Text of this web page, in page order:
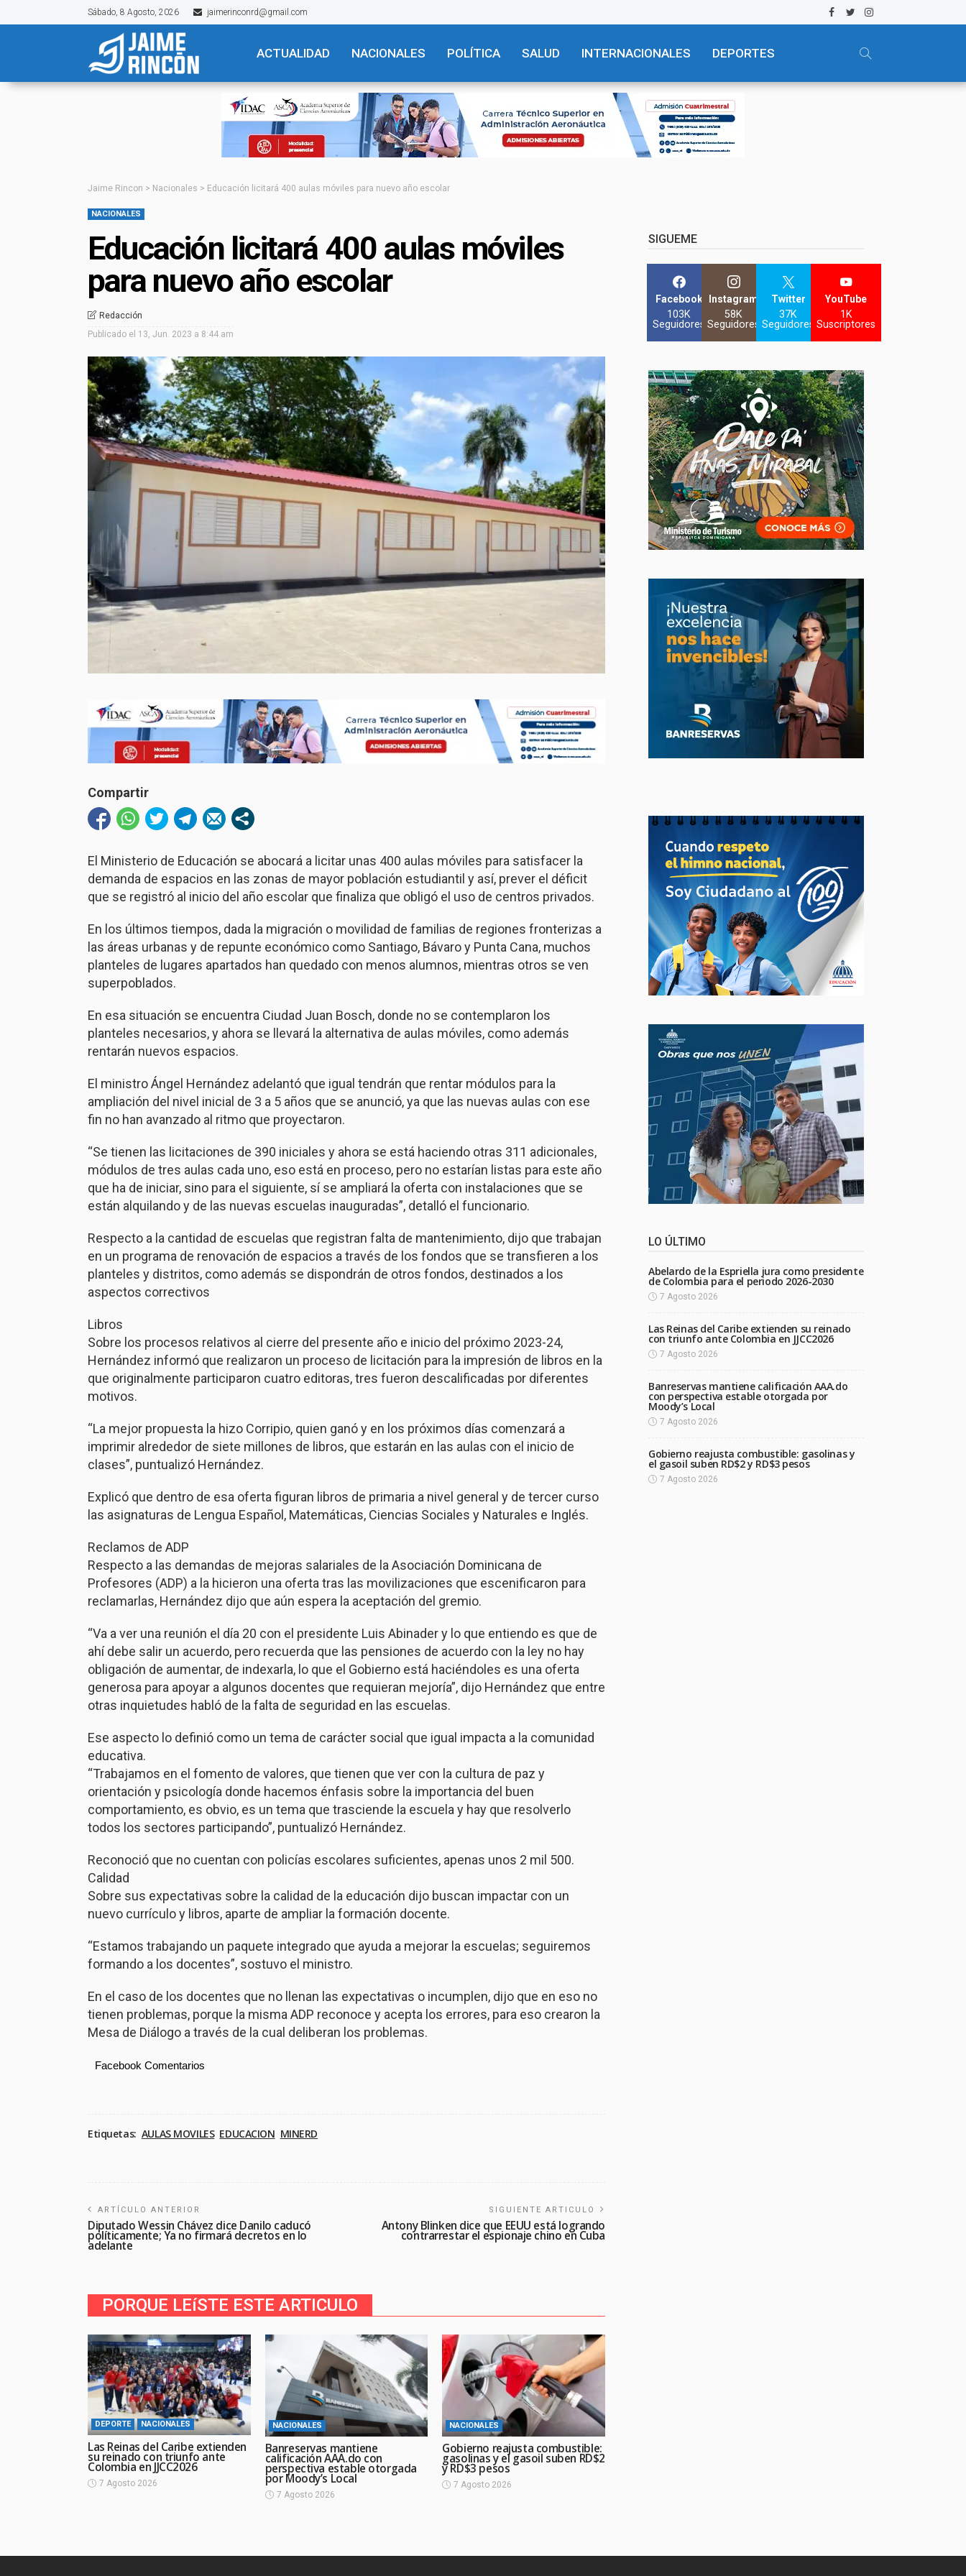
Sábado, 8 Agosto, 2026 jaimerinconrd@gmail.com
ACTUALIDAD NACIONALES POLÍTICA SALUD INTERNACIONALES DEPORTES
Jaime Rincon > Nacionales > Educación licitará 400 aulas móviles para nuevo año escolar
NACIONALES
Educación licitará 400 aulas móviles
para nuevo año escolar
Redacción
Publicado el 13, Jun. 2023 a 8:44 am
Compartir
El Ministerio de Educación se abocará a licitar unas 400 aulas móviles para satisfacer la
demanda de espacios en las zonas de mayor población estudiantil y así, prever el déficit
que se registró al inicio del año escolar que finaliza que obligó el uso de centros privados.
En los últimos tiempos, dada la migración o movilidad de familias de regiones fronterizas a
las áreas urbanas y de repunte económico como Santiago, Bávaro y Punta Cana, muchos
planteles de lugares apartados han quedado con menos alumnos, mientras otros se ven
superpoblados.
En esa situación se encuentra Ciudad Juan Bosch, donde no se contemplaron los
planteles necesarios, y ahora se llevará la alternativa de aulas móviles, como además
rentarán nuevos espacios.
El ministro Ángel Hernández adelantó que igual tendrán que rentar módulos para la
ampliación del nivel inicial de 3 a 5 años que se anunció, ya que las nuevas aulas con ese
fin no han avanzado al ritmo que proyectaron.
“Se tienen las licitaciones de 390 iniciales y ahora se está haciendo otras 311 adicionales,
módulos de tres aulas cada uno, eso está en proceso, pero no estarían listas para este año
que ha de iniciar, sino para el siguiente, sí se ampliará la oferta con instalaciones que se
están alquilando y de las nuevas escuelas inauguradas”, detalló el funcionario.
Respecto a la cantidad de escuelas que registran falta de mantenimiento, dijo que trabajan
en un programa de renovación de espacios a través de los fondos que se transfieren a los
planteles y distritos, como además se dispondrán de otros fondos, destinados a los
aspectos correctivos
Libros
Sobre los procesos relativos al cierre del presente año e inicio del próximo 2023-24,
Hernández informó que realizaron un proceso de licitación para la impresión de libros en la
que originalmente participaron cuatro editoras, tres fueron descalificadas por diferentes
motivos.
“La mejor propuesta la hizo Corripio, quien ganó y en los próximos días comenzará a
imprimir alrededor de siete millones de libros, que estarán en las aulas con el inicio de
clases”, puntualizó Hernández.
Explicó que dentro de esa oferta figuran libros de primaria a nivel general y de tercer curso
las asignaturas de Lengua Español, Matemáticas, Ciencias Sociales y Naturales e Inglés.
Reclamos de ADP
Respecto a las demandas de mejoras salariales de la Asociación Dominicana de
Profesores (ADP) a la hicieron una oferta tras las movilizaciones que escenificaron para
reclamarlas, Hernández dijo que aún espera la aceptación del gremio.
“Va a ver una reunión el día 20 con el presidente Luis Abinader y lo que entiendo es que de
ahí debe salir un acuerdo, pero recuerda que las pensiones de acuerdo con la ley no hay
obligación de aumentar, de indexarla, lo que el Gobierno está haciéndoles es una oferta
generosa para apoyar a algunos docentes que requieran mejoría”, dijo Hernández que entre
otras inquietudes habló de la falta de seguridad en las escuelas.
Ese aspecto lo definió como un tema de carácter social que igual impacta a la comunidad
educativa.
“Trabajamos en el fomento de valores, que tienen que ver con la cultura de paz y
orientación y psicología donde hacemos énfasis sobre la importancia del buen
comportamiento, es obvio, es un tema que trasciende la escuela y hay que resolverlo
todos los sectores participando”, puntualizó Hernández.
Reconoció que no cuentan con policías escolares suficientes, apenas unos 2 mil 500.
Calidad
Sobre sus expectativas sobre la calidad de la educación dijo buscan impactar con un
nuevo currículo y libros, aparte de ampliar la formación docente.
“Estamos trabajando un paquete integrado que ayuda a mejorar la escuelas; seguiremos
formando a los docentes”, sostuvo el ministro.
En el caso de los docentes que no llenan las expectativas o incumplen, dijo que en eso no
tienen problemas, porque la misma ADP reconoce y acepta los errores, para eso crearon la
Mesa de Diálogo a través de la cual deliberan los problemas.
Facebook Comentarios
Etiquetas: AULAS MOVILES EDUCACION MINERD
ARTÍCULO ANTERIOR
Diputado Wessin Chávez dice Danilo caducó
políticamente; Ya no firmará decretos en lo
adelante
SIGUIENTE ARTICULO
Antony Blinken dice que EEUU está logrando
contrarrestar el espionaje chino en Cuba
PORQUE LEíSTE ESTE ARTICULO
DEPORTE NACIONALES
Las Reinas del Caribe extienden
su reinado con triunfo ante
Colombia en JJCC2026
7 Agosto 2026
NACIONALES
Banreservas mantiene
calificación AAA.do con
perspectiva estable otorgada
por Moody’s Local
7 Agosto 2026
NACIONALES
Gobierno reajusta combustible:
gasolinas y el gasoil suben RD$2
y RD$3 pesos
7 Agosto 2026
SIGUEME
Facebook
103K
Seguidores
Instagram
58K
Seguidores
Twitter
37K
Seguidores
YouTube
1K
Suscriptores
LO ÚLTIMO
Abelardo de la Espriella jura como presidente
de Colombia para el periodo 2026-2030
7 Agosto 2026
Las Reinas del Caribe extienden su reinado
con triunfo ante Colombia en JJCC2026
7 Agosto 2026
Banreservas mantiene calificación AAA.do
con perspectiva estable otorgada por
Moody’s Local
7 Agosto 2026
Gobierno reajusta combustible: gasolinas y
el gasoil suben RD$2 y RD$3 pesos
7 Agosto 2026